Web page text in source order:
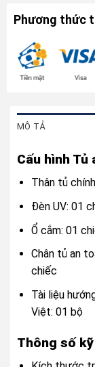
Phương thức
MÔ TẢ
Cấu hình
Thân tủ
Đèn UV: 01
Ổ cắm: 01
Chân tủ an
chiếc
Tài liệu
Việt: 01 bộ
Thông số